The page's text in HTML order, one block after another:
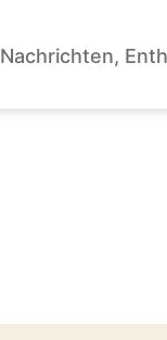
Nachrichten,